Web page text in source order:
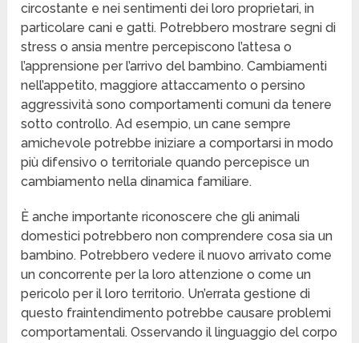
circostante e nei sentimenti dei loro proprietari, in
particolare cani e gatti. Potrebbero mostrare segni di
stress o ansia mentre percepiscono l’attesa o
l’apprensione per l’arrivo del bambino. Cambiamenti
nell’appetito, maggiore attaccamento o persino
aggressività sono comportamenti comuni da tenere
sotto controllo. Ad esempio, un cane sempre
amichevole potrebbe iniziare a comportarsi in modo
più difensivo o territoriale quando percepisce un
cambiamento nella dinamica familiare.
È anche importante riconoscere che gli animali
domestici potrebbero non comprendere cosa sia un
bambino. Potrebbero vedere il nuovo arrivato come
un concorrente per la loro attenzione o come un
pericolo per il loro territorio. Un’errata gestione di
questo fraintendimento potrebbe causare problemi
comportamentali. Osservando il linguaggio del corpo